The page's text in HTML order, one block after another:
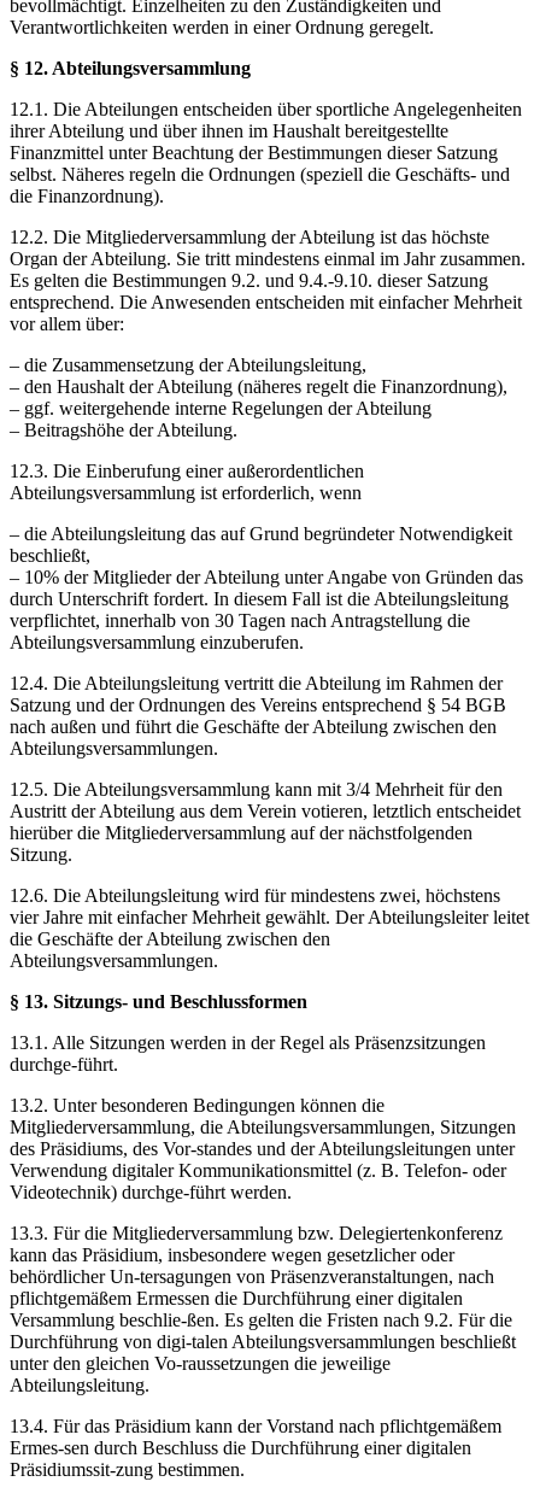
bevollmächtigt. Einzelheiten zu den Zuständigkeiten und
Verantwortlichkeiten werden in einer Ordnung geregelt.
§ 12. Abteilungsversammlung
12.1. Die Abteilungen entscheiden über sportliche Angelegenheiten
ihrer Abteilung und über ihnen im Haushalt bereitgestellte
Finanzmittel unter Beachtung der Bestimmungen dieser Satzung
selbst. Näheres regeln die Ordnungen (speziell die Geschäfts- und
die Finanzordnung).
12.2. Die Mitgliederversammlung der Abteilung ist das höchste
Organ der Abteilung. Sie tritt mindestens einmal im Jahr zusammen.
Es gelten die Bestimmungen 9.2. und 9.4.-9.10. dieser Satzung
entsprechend. Die Anwesenden entscheiden mit einfacher Mehrheit
vor allem über:
– die Zusammensetzung der Abteilungsleitung,
– den Haushalt der Abteilung (näheres regelt die Finanzordnung),
– ggf. weitergehende interne Regelungen der Abteilung
– Beitragshöhe der Abteilung.
12.3. Die Einberufung einer außerordentlichen
Abteilungsversammlung ist erforderlich, wenn
– die Abteilungsleitung das auf Grund begründeter Notwendigkeit
beschließt,
– 10% der Mitglieder der Abteilung unter Angabe von Gründen das
durch Unterschrift fordert. In diesem Fall ist die Abteilungsleitung
verpflichtet, innerhalb von 30 Tagen nach Antragstellung die
Abteilungsversammlung einzuberufen.
12.4. Die Abteilungsleitung vertritt die Abteilung im Rahmen der
Satzung und der Ordnungen des Vereins entsprechend § 54 BGB
nach außen und führt die Geschäfte der Abteilung zwischen den
Abteilungsversammlungen.
12.5. Die Abteilungsversammlung kann mit 3/4 Mehrheit für den
Austritt der Abteilung aus dem Verein votieren, letztlich entscheidet
hierüber die Mitgliederversammlung auf der nächstfolgenden
Sitzung.
12.6. Die Abteilungsleitung wird für mindestens zwei, höchstens
vier Jahre mit einfacher Mehrheit gewählt. Der Abteilungsleiter leitet
die Geschäfte der Abteilung zwischen den
Abteilungsversammlungen.
§ 13. Sitzungs- und Beschlussformen
13.1. Alle Sitzungen werden in der Regel als Präsenzsitzungen
durchge-führt.
13.2. Unter besonderen Bedingungen können die
Mitgliederversammlung, die Abteilungsversammlungen, Sitzungen
des Präsidiums, des Vor-standes und der Abteilungsleitungen unter
Verwendung digitaler Kommunikationsmittel (z. B. Telefon- oder
Videotechnik) durchge-führt werden.
13.3. Für die Mitgliederversammlung bzw. Delegiertenkonferenz
kann das Präsidium, insbesondere wegen gesetzlicher oder
behördlicher Un-tersagungen von Präsenzveranstaltungen, nach
pflichtgemäßem Ermessen die Durchführung einer digitalen
Versammlung beschlie-ßen. Es gelten die Fristen nach 9.2. Für die
Durchführung von digi-talen Abteilungsversammlungen beschließt
unter den gleichen Vo-raussetzungen die jeweilige
Abteilungsleitung.
13.4. Für das Präsidium kann der Vorstand nach pflichtgemäßem
Ermes-sen durch Beschluss die Durchführung einer digitalen
Präsidiumssit-zung bestimmen.